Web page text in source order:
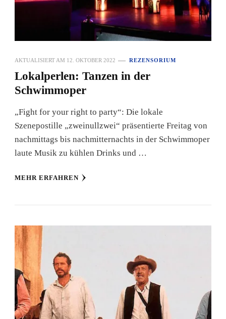
AKTUALISIERT AM 12. OKTOBER 2022 REZENSORIUM
Lokalperlen: Tanzen in der
Schwimmoper
„Fight for your right to party“: Die lokale
Szenepostille „zweinullzwei“ präsentierte Freitag von
nachmittags bis nachmitternachts in der Schwimmoper
laute Musik zu kühlen Drinks und …
MEHR ERFAHREN